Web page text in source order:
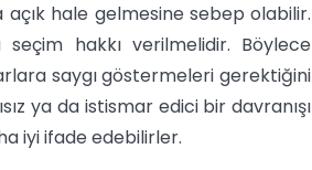
hale gelmesine sebep olabilir.
hakkı verilmelidir. Böylece
saygı göstermeleri gerektiğini
ya da istismar edici bir davranışı
iyi ifade edebilirler.